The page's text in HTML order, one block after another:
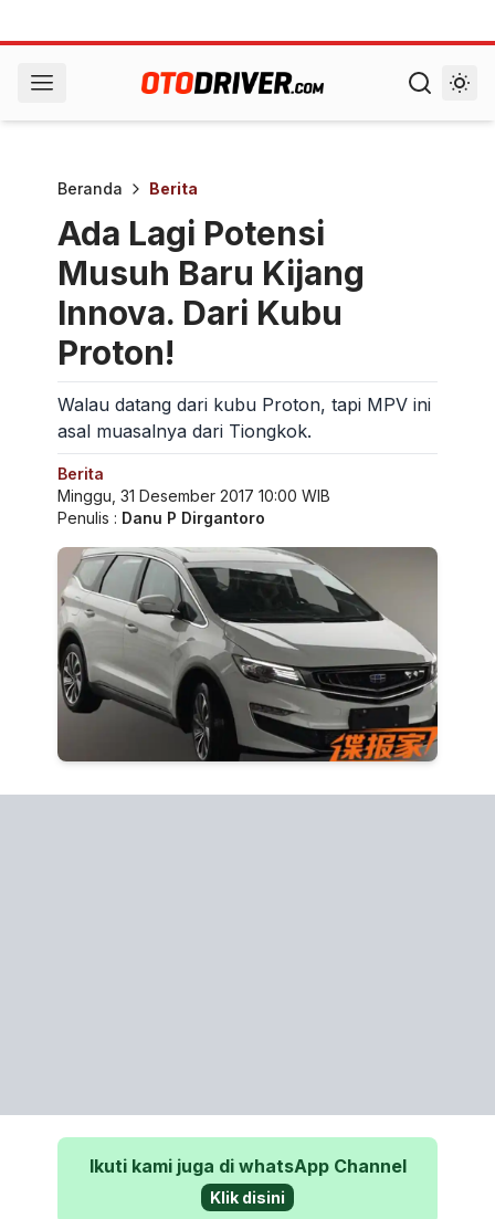
Beranda Berita
Ada Lagi Potensi
Musuh Baru Kijang
Innova. Dari Kubu
Proton!
Walau datang dari kubu Proton, tapi MPV ini
asal muasalnya dari Tiongkok.
Berita
Minggu, 31 Desember 2017 10:00 WIB
Penulis : Danu P Dirgantoro
Ikuti kami juga di whatsApp Channel
Klik disini